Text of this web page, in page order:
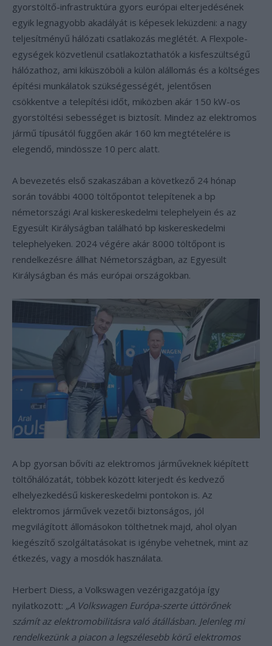
gyorstöltő-infrastruktúra gyors európai elterjedésének
egyik legnagyobb akadályát is képesek leküzdeni: a nagy
teljesítményű hálózati csatlakozás meglétét. A Flexpole-
egységek közvetlenül csatlakoztathatók a kisfeszültségű
hálózathoz, ami kiküszöböli a külön alállomás és a költséges
építési munkálatok szükségességét, jelentősen
csökkentve a telepítési időt, miközben akár 150 kW-os
gyorstöltési sebességet is biztosít. Mindez az elektromos
jármű típusától függően akár 160 km megtételére is
elegendő, mindössze 10 perc alatt.
A bevezetés első szakaszában a következő 24 hónap
során további 4000 töltőpontot telepítenek a bp
németországi Aral kiskereskedelmi telephelyein és az
Egyesült Királyságban található bp kiskereskedelmi
telephelyeken. 2024 végére akár 8000 töltőpont is
rendelkezésre állhat Németországban, az Egyesült
Királyságban és más európai országokban.
A bp gyorsan bővíti az elektromos járműveknek kiépített
töltőhálózatát, többek között kiterjedt és kedvező
elhelyezkedésű kiskereskedelmi pontokon is. Az
elektromos járművek vezetői biztonságos, jól
megvilágított állomásokon tölthetnek majd, ahol olyan
kiegészítő szolgáltatásokat is igénybe vehetnek, mint az
étkezés, vagy a mosdók használata.
Herbert Diess, a Volkswagen vezérigazgatója így
nyilatkozott: „A Volkswagen Európa-szerte úttörőnek
számít az elektromobilitásra való átállásban. Jelenleg mi
rendelkezünk a piacon a legszélesebb körű elektromos